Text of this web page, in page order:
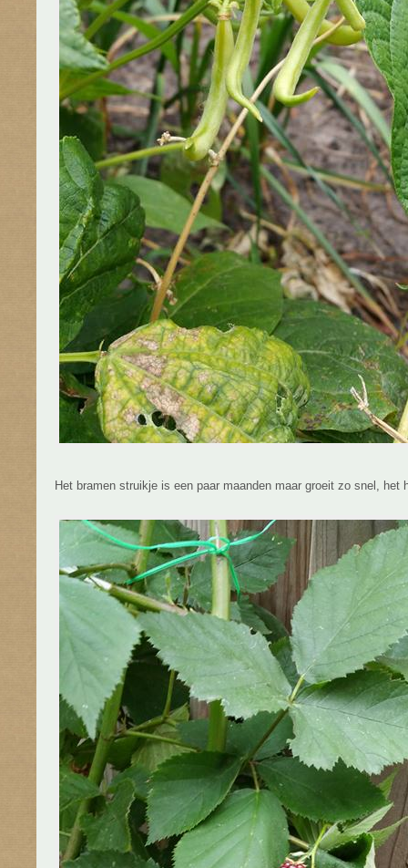
Het bramen struikje is een paar maanden maar groeit zo snel, het